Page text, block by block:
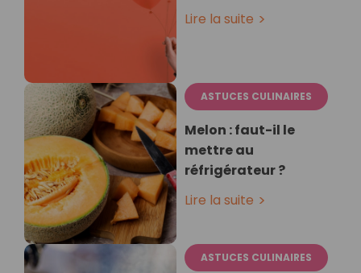
Lire la suite
ASTUCES CULINAIRES
Melon : faut-il le
mettre au
réfrigérateur ?
Lire la suite
ASTUCES CULINAIRES